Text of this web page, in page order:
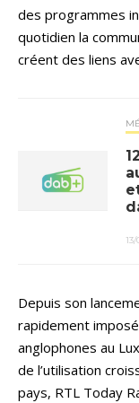
des programmes
quotidien la
créent des liens
Depuis son
rapidement
anglophones au
de l’utilisation
pays, RTL Today